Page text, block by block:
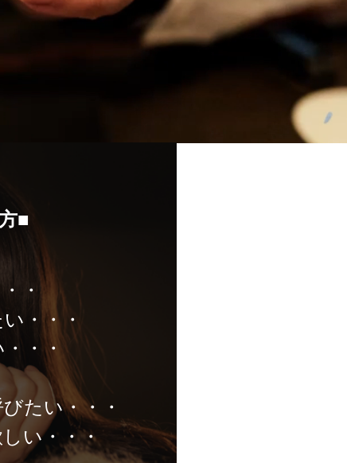
■
・
・・・
・・
たい・・・
い・・・